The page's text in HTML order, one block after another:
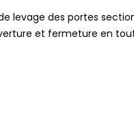
levage des portes
et fermeture en